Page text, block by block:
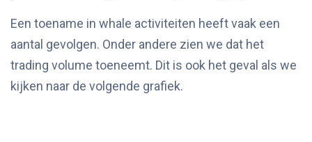
Een toename in whale activiteiten heeft vaak een
aantal gevolgen. Onder andere zien we dat het
trading volume toeneemt. Dit is ook het geval als we
kijken naar de volgende grafiek.